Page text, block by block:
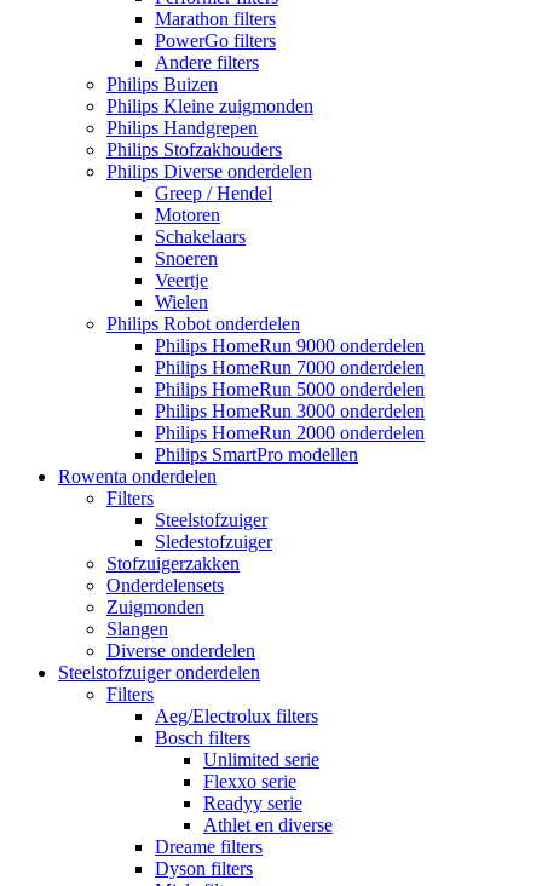
Marathon filters
PowerGo filters
Andere filters
Philips Buizen
Philips Kleine zuigmonden
Philips Handgrepen
Philips Stofzakhouders
Philips Diverse onderdelen
Greep / Hendel
Motoren
Schakelaars
Snoeren
Veertje
Wielen
Philips Robot onderdelen
Philips HomeRun 9000 onderdelen
Philips HomeRun 7000 onderdelen
Philips HomeRun 5000 onderdelen
Philips HomeRun 3000 onderdelen
Philips HomeRun 2000 onderdelen
Philips SmartPro modellen
Rowenta onderdelen
Filters
Steelstofzuiger
Sledestofzuiger
Stofzuigerzakken
Onderdelensets
Zuigmonden
Slangen
Diverse onderdelen
Steelstofzuiger onderdelen
Filters
Aeg/Electrolux filters
Bosch filters
Unlimited serie
Flexxo serie
Readyy serie
Athlet en diverse
Dreame filters
Dyson filters